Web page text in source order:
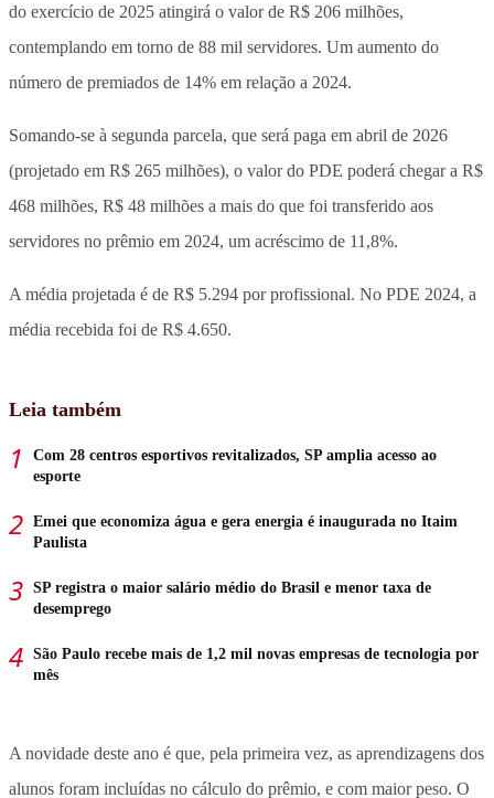
do exercício de 2025 atingirá o valor de R$ 206 milhões,
contemplando em torno de 88 mil servidores. Um aumento do
número de premiados de 14% em relação a 2024.
Somando-se à segunda parcela, que será paga em abril de 2026
(projetado em R$ 265 milhões), o valor do PDE poderá chegar a R$
468 milhões, R$ 48 milhões a mais do que foi transferido aos
servidores no prêmio em 2024, um acréscimo de 11,8%.
A média projetada é de R$ 5.294 por profissional. No PDE 2024, a
média recebida foi de R$ 4.650.
Leia também
Com 28 centros esportivos revitalizados, SP amplia acesso ao
esporte
Emei que economiza água e gera energia é inaugurada no Itaim
Paulista
SP registra o maior salário médio do Brasil e menor taxa de
desemprego
São Paulo recebe mais de 1,2 mil novas empresas de tecnologia por
mês
A novidade deste ano é que, pela primeira vez, as aprendizagens dos
alunos foram incluídas no cálculo do prêmio, e com maior peso. O